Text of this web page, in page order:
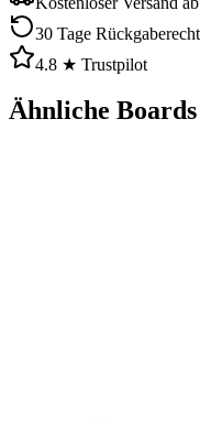
30 Tage Rückgaberecht
4.8 ★ Trustpilot
Ähnliche